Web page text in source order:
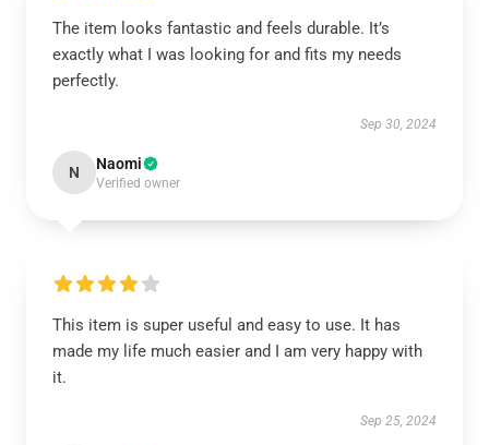
The item looks fantastic and feels durable. It’s
exactly what I was looking for and fits my needs
perfectly.
Sep 30, 2024
N Naomi
Verified owner
This item is super useful and easy to use. It has
made my life much easier and I am very happy with
it.
Sep 25, 2024